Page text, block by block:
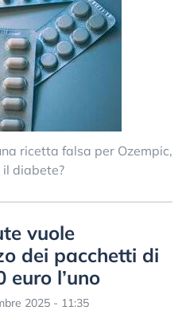
ricetta falsa per Ozempic,
diabete?
vuole
dei pacchetti di
l’uno
2025 - 11:35